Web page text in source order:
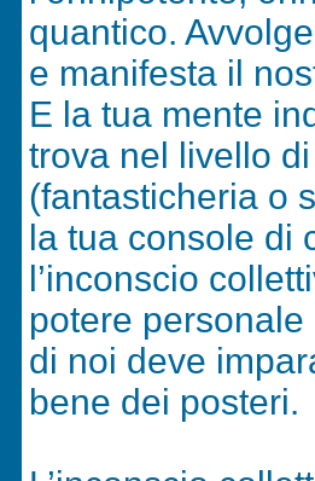
quantico.
e manifesta il
E la tua mente
trova nel livello
(fantasticheria o
la tua console di
l’inconscio
potere
di noi deve
bene dei posteri.